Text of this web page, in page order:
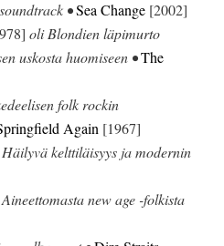
•Sea Change [2002]
oli Blondien läpimurto
uskosta huomiseen •The
folk rockin
Again [1967]
kelttiläisyys ja modernin
new age -folkista